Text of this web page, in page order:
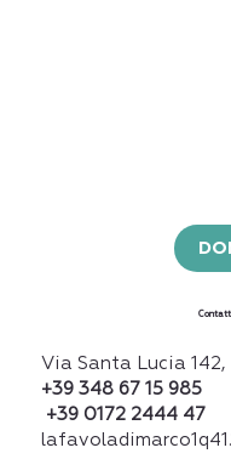
Via Santa Lucia
+39 348 67 15 985
+39 0172 2444 47